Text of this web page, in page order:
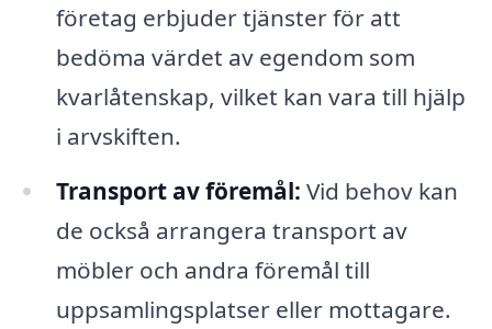
företag erbjuder tjänster för att
bedöma värdet av egendom som
kvarlåtenskap, vilket kan vara till hjälp
i arvskiften.
Transport av föremål: Vid behov kan
de också arrangera transport av
möbler och andra föremål till
uppsamlingsplatser eller mottagare.